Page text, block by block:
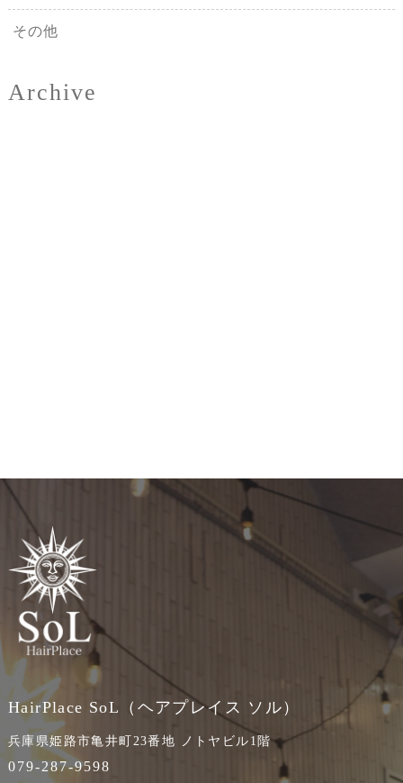
その他
Archive
HairPlace SoL（ヘアプレイス ソル）
兵庫県姫路市亀井町23番地 ノトヤビル1階
079-287-9598